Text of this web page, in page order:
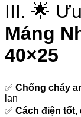
III. 🌟
Máng
40×25
✅ Chống cháy
lan
✅ Cách điện tốt,